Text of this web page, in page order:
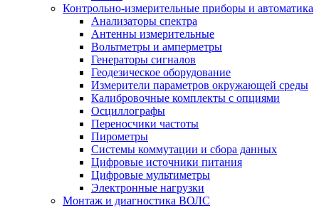
Контрольно-измерительные приборы и автоматика
Анализаторы спектра
Антенны измерительные
Вольтметры и амперметры
Генераторы сигналов
Геодезическое оборудование
Измерители параметров окружающей среды
Калибровочные комплекты с опциями
Осциллографы
Переносчики частоты
Пирометры
Системы коммутации и сбора данных
Цифровые источники питания
Цифровые мультиметры
Электронные нагрузки
Монтаж и диагностика ВОЛС